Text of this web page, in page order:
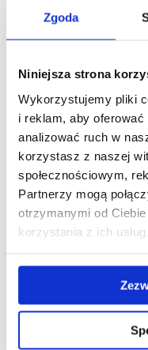
Zgoda
Niniejsza strona
Wykorzystujemy pliki
i reklam, aby oferować
analizować ruch w
korzystasz z naszej
społecznościowym,
Partnerzy mogą
otrzymanymi od
korzystania z ich usług.
Załącznik nr 6
Załącznik nr 7
Załącznik nr 9
Załącznik nr 10
Regulamin praktyk
Załącznik nr 1 -
zawodowej
Załącznik nr 2 -
Załącznik nr 3 -
Załącznik nr 4 -